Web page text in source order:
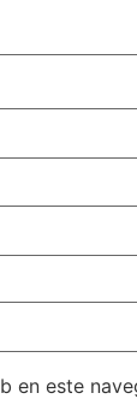
en este